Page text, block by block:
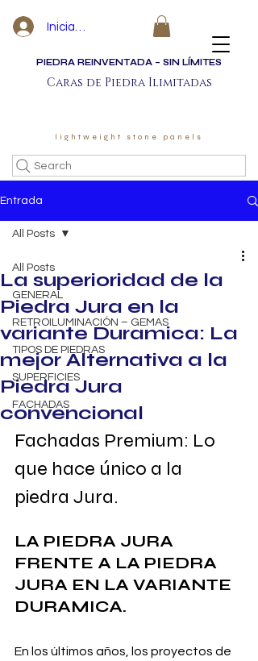
Iniciar sesión
Search
PIEDRA REINVENTADA – SIN LÍMITES
Caras de Piedra Ilimitadas
lightweight stone panels
Entrada
All Posts
GENERAL
RETROILUMINACIÓN – GEMAS
TIPOS DE PIEDRAS
SUPERFICIES
FACHADAS
All Posts
La superioridad de la
Piedra Jura en la
variante Duramica: La
mejor Alternativa a la
Piedra Jura
convencional
Fachadas Premium: Lo
que hace único a la
piedra Jura.
LA PIEDRA JURA
FRENTE A LA PIEDRA
JURA EN LA VARIANTE
DURAMICA.
En los últimos años, los proyectos de